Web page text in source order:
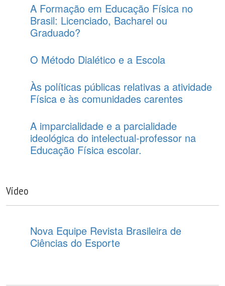
A Formação em Educação Física no
Brasil: Licenciado, Bacharel ou
Graduado?
O Método Dialético e a Escola
Às políticas públicas relativas a atividade
Física e às comunidades carentes
A imparcialidade e a parcialidade
ideológica do intelectual-professor na
Educação Física escolar.
Vídeo
Nova Equipe Revista Brasileira de
Ciências do Esporte